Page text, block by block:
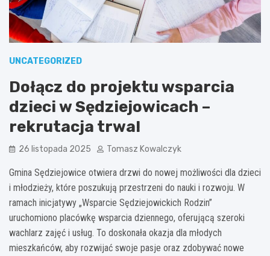
UNCATEGORIZED
Dołącz do projektu wsparcia
dzieci w Sędziejowicach –
rekrutacja trwa!
26 listopada 2025 Tomasz Kowalczyk
Gmina Sędziejowice otwiera drzwi do nowej możliwości dla dzieci
i młodzieży, które poszukują przestrzeni do nauki i rozwoju. W
ramach inicjatywy „Wsparcie Sędziejowickich Rodzin”
uruchomiono placówkę wsparcia dziennego, oferującą szeroki
wachlarz zajęć i usług. To doskonała okazja dla młodych
mieszkańców, aby rozwijać swoje pasje oraz zdobywać nowe